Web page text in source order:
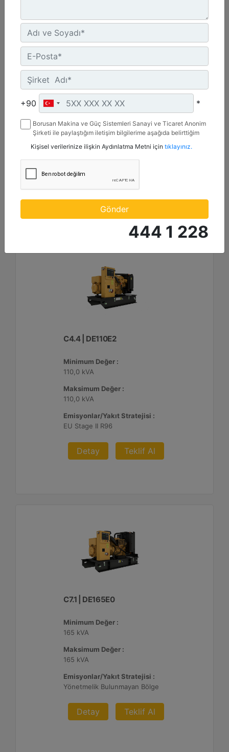
C4.4 | DE88E0
Minimum Değer :
88 kVA
Maksimum Değer :
88 kVA
Detay Teklif Al
C4.4 | DE110E2
Minimum Değer :
110,0 kVA
Maksimum Değer :
110,0 kVA
Emisyonlar/Yakıt Stratejisi :
EU Stage II R96
Detay Teklif Al
C7.1 | DE165E0
Minimum Değer :
165 kVA
Maksimum Değer :
165 kVA
Emisyonlar/Yakıt Stratejisi :
Yönetmelik Bulunmayan Bölge
Detay Teklif Al
+90 *
Borusan Makina ve Güç Sistemleri Sanayi ve Ticaret Anonim
Şirketi ile paylaştığım iletişim bilgilerime aşağıda belirttiğim
mesaj gönderilmesine izin veriyorum.
Kişisel verilerinize ilişkin Aydınlatma Metni için tıklayınız.
Gönder
444 1 228